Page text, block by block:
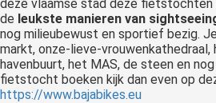
deze vlaamse stad deze fietstochten
de leukste manieren van
nog milieubewust en sportief bezig.
markt, onze-lieve-vrouwenkathedraal,
havenbuurt, het MAS, de steen en
fietstocht boeken kijk dan even op
https://www.bajabikes.eu